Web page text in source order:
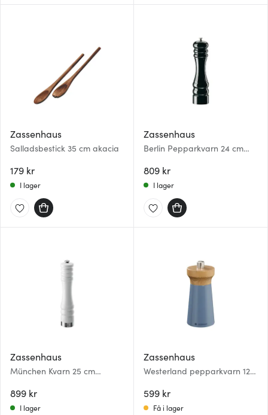
Zassenhaus
Salladsbestick 35 cm akacia
179 kr
I lager
Zassenhaus
Berlin Pepparkvarn 24 cm
809 kr
I lager
Zassenhaus
München Kvarn 25 cm
899 kr
I lager
Zassenhaus
Westerland pepparkvarn 12
599 kr
Få i lager